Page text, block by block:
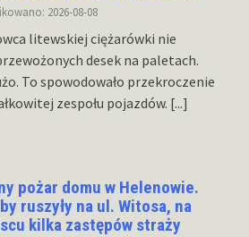
2026-08-08
litewskiej ciężarówki nie
desek na paletach.
To spowodowało przekroczenie
zespołu pojazdów. [...]
pożar domu w Helenowie.
ruszyły na ul. Witosa, na
kilka zastępów straży